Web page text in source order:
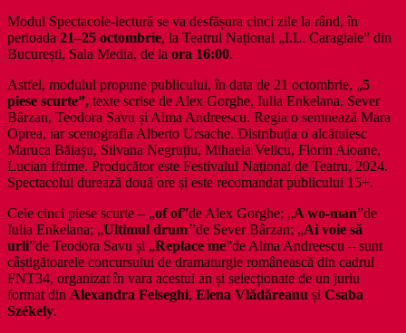
Modul Spectacole-lectură se va desfășura cinci zile la rând, în
perioada 21–25 octombrie, la Teatrul Național „I.L. Caragiale” din
București, Sala Media, de la ora 16:00.
Astfel, modulul propune publicului, în data de 21 octombrie, „5
piese scurte”, texte scrise de Alex Gorghe, Iulia Enkelana, Sever
Bârzan, Teodora Savu și Alma Andreescu. Regia o semnează Mara
Oprea, iar scenografia Alberto Ursache. Distribuția o alcătuiesc
Maruca Băiașu, Silvana Negruțiu, Mihaela Velicu, Florin Aioane,
Lucian Iftime. Producător este Festivalul Național de Teatru, 2024.
Spectacolul durează două ore și este recomandat publicului 15+.
Cele cinci piese scurte – „of of”de Alex Gorghe; „A wo-man”de
Iulia Enkelana; „Ultimul drum”de Sever Bârzan; „Ai voie să
urli”de Teodora Savu și „Replace me”de Alma Andreescu – sunt
câștigătoarele concursului de dramaturgie românească din cadrul
FNT34, organizat în vara acestui an și selecționate de un juriu
format din Alexandra Felseghi, Elena Vlădăreanu și Csaba
Székely.